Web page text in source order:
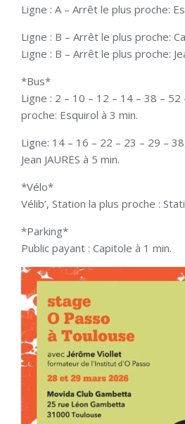
Ligne : A – Arrêt le plus proche:
Ligne : B – Arrêt le plus proche:
Ligne : B – Arrêt le plus proche:
*Bus*
Ligne : 2 – 10 – 12 – 14 – 38 –
proche: Esquirol à 3 min.
Ligne: 14 – 16 – 22 – 23 – 29 –
Jean JAURES à 5 min.
*Vélo*
Vélib’, Station la plus proche :
*Parking*
Public payant : Capitole à 1 min.